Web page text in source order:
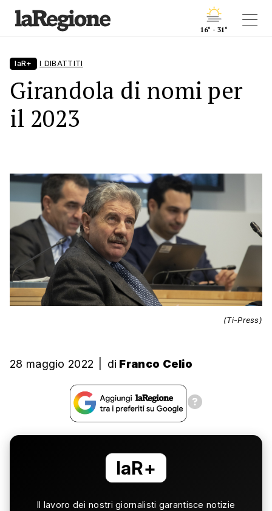
16° - 31°
laR+ I DIBATTITI
Girandola di nomi per
il 2023
(Ti-Press)
28 maggio 2022 di Franco Celio
laR+
Il lavoro dei nostri giornalisti garantisce notizie